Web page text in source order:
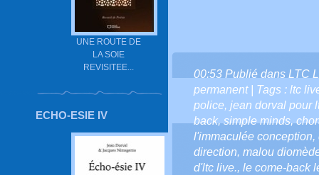
UNE ROUTE DE
LA SOIE
REVISITEE...
ECHO-ESIE IV
00:53 Publié dans LTC
permanent| Tags : ltc
police, jean dorval pour
back,simple minds,
l'immaculée conception,
direction, malou
d'ltc live., le come-back